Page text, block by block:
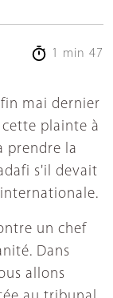
1 min 47
mai dernier
plainte à
prendre la
s'il devait
un chef
Dans
allons